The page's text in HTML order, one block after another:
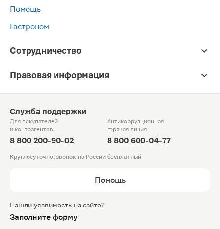
Помощь
Гастроном
Сотрудничество
Правовая информация
Служба поддержки
Для покупателей
и контрагентов
8 800 200-90-02
Антикоррупционная
горячая линия
8 800 600-04-77
Круглосуточно, звонок по России бесплатный
Помощь
Нашли уязвимость на сайте?
Заполните форму